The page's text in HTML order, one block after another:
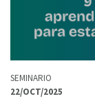
SEMINARIO
22/OCT/2025